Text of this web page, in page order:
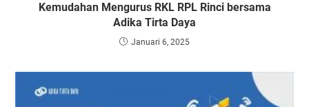
Kemudahan Mengurus RKL RPL Rinci bersama
Adika Tirta Daya
Januari 6, 2025